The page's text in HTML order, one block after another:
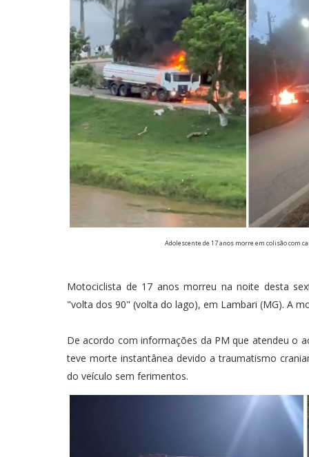
Adolescente de 17 anos morre em colisão com
Motociclista de 17 anos morreu na noite desta
"volta dos 90" (volta do lago), em Lambari (MG). A
De acordo com informações da PM que atendeu o
teve morte instantânea devido a traumatismo
do veículo sem ferimentos.